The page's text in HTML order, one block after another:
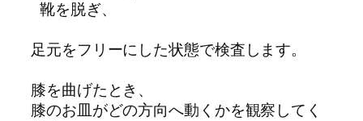
靴を脱ぎ、
足元をフリーにした状態で検査します。
膝を曲げたとき、
膝のお皿がどの方向へ動くかを観察してく